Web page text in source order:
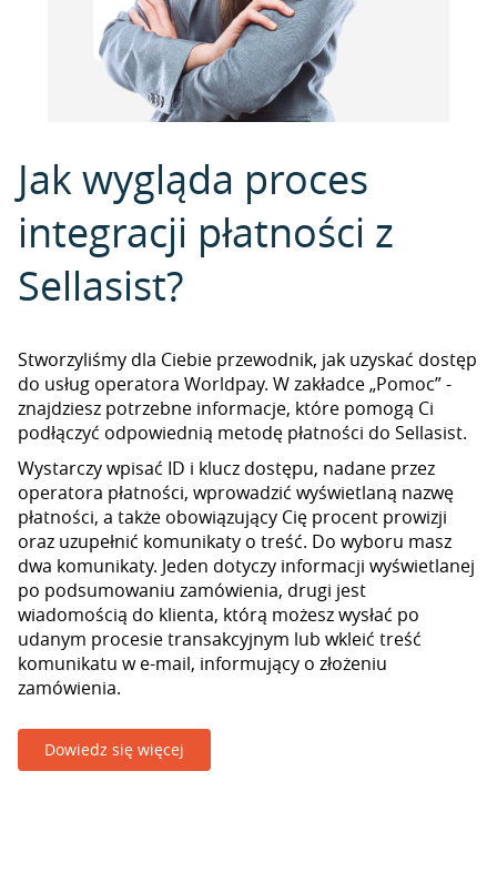
Jak wygląda proces
integracji płatności z
Sellasist?
Stworzyliśmy dla Ciebie przewodnik, jak uzyskać dostęp
do usług operatora Worldpay. W zakładce „Pomoc” -
znajdziesz potrzebne informacje, które pomogą Ci
podłączyć odpowiednią metodę płatności do Sellasist.
Wystarczy wpisać ID i klucz dostępu, nadane przez
operatora płatności, wprowadzić wyświetlaną nazwę
płatności, a także obowiązujący Cię procent prowizji
oraz uzupełnić komunikaty o treść. Do wyboru masz
dwa komunikaty. Jeden dotyczy informacji wyświetlanej
po podsumowaniu zamówienia, drugi jest
wiadomością do klienta, którą możesz wysłać po
udanym procesie transakcyjnym lub wkleić treść
komunikatu w e-mail, informujący o złożeniu
zamówienia.
Dowiedz się więcej